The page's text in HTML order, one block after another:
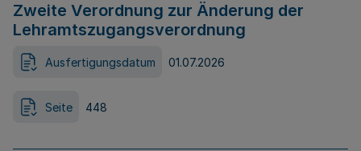
Zweite Verordnung zur Änderung der
Lehramtszugangsverordnung
Ausfertigungsdatum 01.07.2026
Seite 448